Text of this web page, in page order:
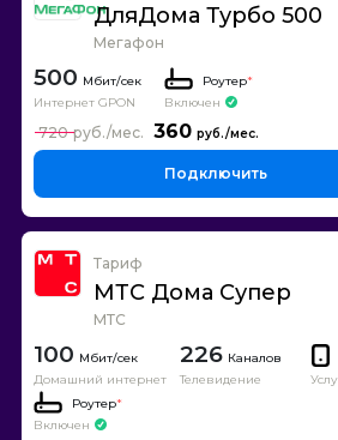
ДляДома Турбо 500
Мегафон
500
Интернет GPON
Роутер*
Включен
360
720
Подключить
Тариф
МТС Дома Супер
МТС
100
Домашний интернет
226 Каналов
Телевидение
Роутер*
Включен